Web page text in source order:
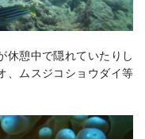
休憩中で隠れていたりし
、ムスジコショウダイ等